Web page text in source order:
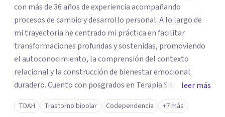
con más de 36 años de experiencia acompañando
procesos de cambio y desarrollo personal. A lo largo de
mi trayectoria he centrado mi práctica en facilitar
transformaciones profundas y sostenidas, promoviendo
el autoconocimiento, la comprensión del contexto
relacional y la construcción de bienestar emocional
duradero. Cuento con posgrados en Terapia Sistémica
Familiar y de Pareja, Terapia Cognitiva Procesal Sistémica
Postracionalista y un Diplomado en Psicología Forense,
leer más
TDAH Trastorno bipolar Codependencia +7 más